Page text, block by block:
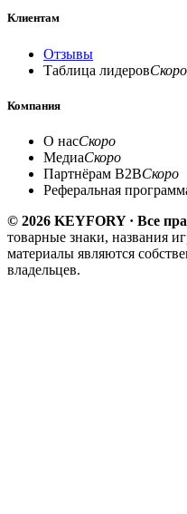
Клиентам
Отзывы
Таблица лидеровСкоро
Компания
О насСкоро
МедиаСкоро
Партнёрам B2BСкоро
Реферальная
© 2026 KEYFORY · Все
товарные знаки, названия
материалы являются
владельцев.